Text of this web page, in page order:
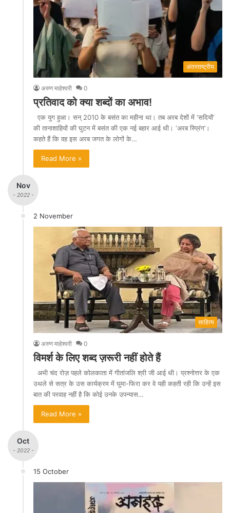
अंतरराष्ट्रीय
अरुण माहेश्वरी 0
प्रतिवाद को क्या शब्दों का अभाव!
एक युग हुआ। सन् 2010 के बसंत का महीना था। तब अरब देशों में ‘सदियों’
की तानाशाहियों की घुटन में बसंत की एक नई बहार आई थी। ‘अरब स्प्रिंग’।
कहते हैं कि वह इस अरब जगत के लोगों के…
Read More »
Nov
- 2022 -
2 November
साहित्य
अरुण माहेश्वरी 0
विमर्श के लिए शब्द ज़रूरी नहीं होते हैं
अभी चंद रोज़ पहले कोलकाता में गीतांजलि श्री जी आई थी। प्रश्नोत्तर के एक
उथले से सत्र के उस कार्यक्रम में घुमा-फिरा कर वे यही कहती रही कि उन्हें इस
बात की परवाह नहीं है कि कोई उनके उपन्यास…
Read More »
Oct
- 2022 -
15 October